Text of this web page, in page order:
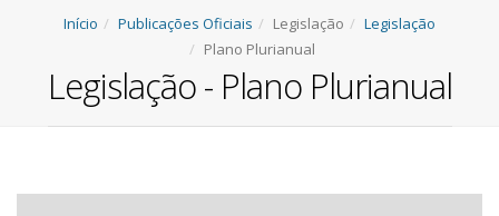
Início Publicações Oficiais Legislação
Legislação
Plano Plurianual
Legislação - Plano Plurianual